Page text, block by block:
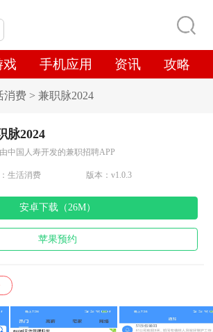
手机应用 资讯 攻略
消费 > 兼职脉2024
脉2024
中国人寿开发的兼职招聘APP
生活消费 版本：v1.0.3
安卓下载（26M）
苹果预约